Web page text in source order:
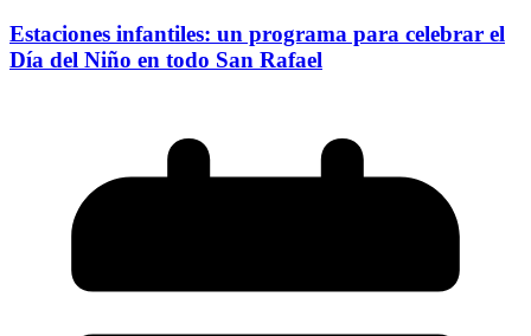
Estaciones infantiles: un programa para celebrar el
Día del Niño en todo San Rafael